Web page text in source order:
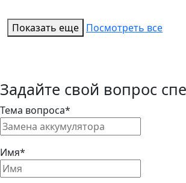
Показать еще Посмотреть все
Задайте свой вопрос
Тема вопроса*
Имя*